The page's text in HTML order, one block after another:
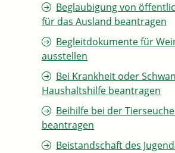
Beglaubigung von
für das Ausland beantragen
Begleitdokumente für
ausstellen
Bei Krankheit oder
Haushaltshilfe beantragen
Beihilfe bei der
beantragen
Beistandschaft des